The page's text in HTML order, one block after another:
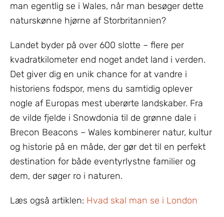
man egentlig se i Wales, når man besøger dette
naturskønne hjørne af Storbritannien?
Landet byder på over 600 slotte – flere per
kvadratkilometer end noget andet land i verden.
Det giver dig en unik chance for at vandre i
historiens fodspor, mens du samtidig oplever
nogle af Europas mest uberørte landskaber. Fra
de vilde fjelde i Snowdonia til de grønne dale i
Brecon Beacons – Wales kombinerer natur, kultur
og historie på en måde, der gør det til en perfekt
destination for både eventyrlystne familier og
dem, der søger ro i naturen.
Læs også artiklen: Hvad skal man se i London